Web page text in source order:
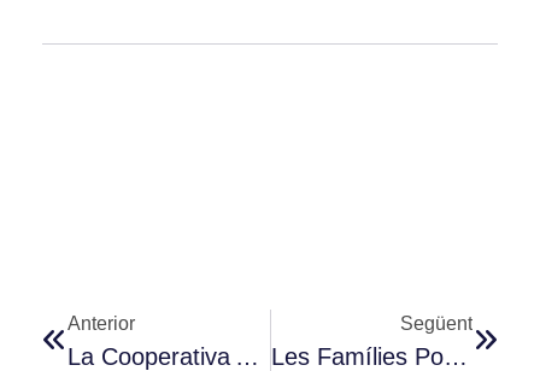
Anterior
La Cooperativa Quàlia Signa Un Conveni Amb Les Productores De BioPonent Per Proveïr De Fruita I Verdura Ecològica I De Temporada Tots Els Seus Menjadors Escolars, La Majoria Rurals
Següent
Les Famílies Posen Un Notable Alt Als Serveis De Quàlia: Acollides, Extraescolars I Menjador Superen El 8,5 De Mitjana